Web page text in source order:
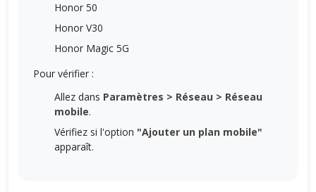
Honor 50
Honor V30
Honor Magic 5G
Pour vérifier :
Allez dans Paramètres > Réseau > Réseau
mobile.
Vérifiez si l'option "Ajouter un plan mobile"
apparaît.